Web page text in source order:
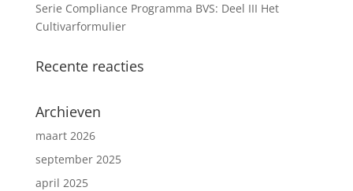
Serie Compliance Programma BVS: Deel III Het
Cultivarformulier
Recente reacties
Archieven
maart 2026
september 2025
april 2025